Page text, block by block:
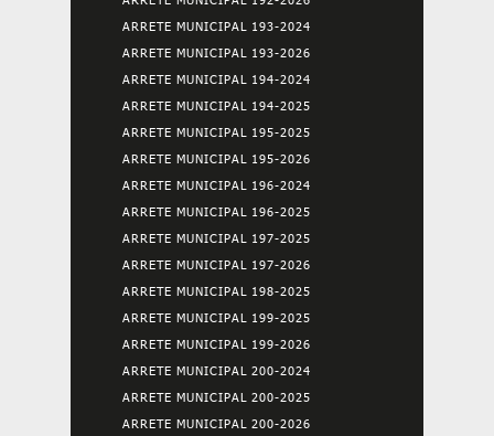
ARRETE MUNICIPAL 193-2024
ARRETE MUNICIPAL 193-2026
ARRETE MUNICIPAL 194-2024
ARRETE MUNICIPAL 194-2025
ARRETE MUNICIPAL 195-2025
ARRETE MUNICIPAL 195-2026
ARRETE MUNICIPAL 196-2024
ARRETE MUNICIPAL 196-2025
ARRETE MUNICIPAL 197-2025
ARRETE MUNICIPAL 197-2026
ARRETE MUNICIPAL 198-2025
ARRETE MUNICIPAL 199-2025
ARRETE MUNICIPAL 199-2026
ARRETE MUNICIPAL 200-2024
ARRETE MUNICIPAL 200-2025
ARRETE MUNICIPAL 200-2026